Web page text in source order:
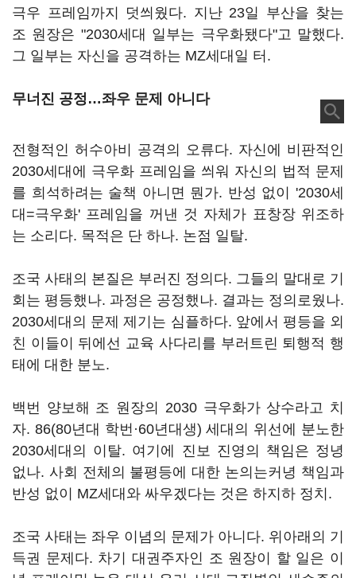
극우 프레임까지 덧씌웠다. 지난 23일 부산을 찾는
조 원장은 "2030세대 일부는 극우화됐다"고 말했다.
그 일부는 자신을 공격하는 MZ세대일 터.
무너진 공정 …좌우 문제 아니다
전형적인 허수아비 공격의 오류다. 자신에 비판적인
2030세대에 극우화 프레임을 씌워 자신의 법적 문제
를 희석하려는 술책 아니면 뭔가. 반성 없이 '2030세
대=극우화' 프레임을 꺼낸 것 자체가 표창장 위조하
는 소리다. 목적은 단 하나. 논점 일탈.
조국 사태의 본질은 부러진 정의다. 그들의 말대로 기
회는 평등했나. 과정은 공정했나. 결과는 정의로웠나.
2030세대의 문제 제기는 심플하다. 앞에서 평등을 외
친 이들이 뒤에선 교육 사다리를 부러트린 퇴행적 행
태에 대한 분노.
백번 양보해 조 원장의 2030 극우화가 상수라고 치
자. 86(80년대 학번·60년대생) 세대의 위선에 분노한
2030세대의 이탈. 여기에 진보 진영의 책임은 정녕
없나. 사회 전체의 불평등에 대한 논의는커녕 책임과
반성 없이 MZ세대와 싸우겠다는 것은 하지하 정치.
조국 사태는 좌우 이념의 문제가 아니다. 위아래의 기
득권 문제다. 차기 대권주자인 조 원장이 할 일은 이